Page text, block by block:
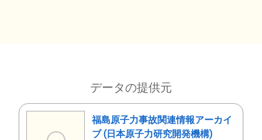
データの提供元
福島原子力事故関連情報アーカイ
ブ (日本原子力研究開発機構)